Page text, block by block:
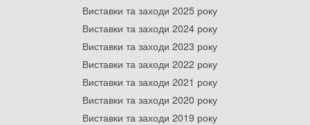
Виставки та заходи 2025 року
Виставки та заходи 2024 року
Виставки та заходи 2023 року
Виставки та заходи 2022 року
Виставки та заходи 2021 року
Виставки та заходи 2020 року
Виставки та заходи 2019 року